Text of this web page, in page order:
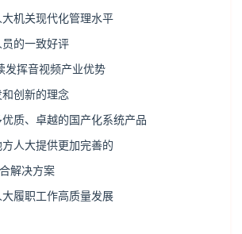
机关现代化管理水平
的一致好评
发挥音视频产业优势
创新的理念
质、卓越的国产化系统产品
人大提供更加完善的
解决方案
履职工作高质量发展